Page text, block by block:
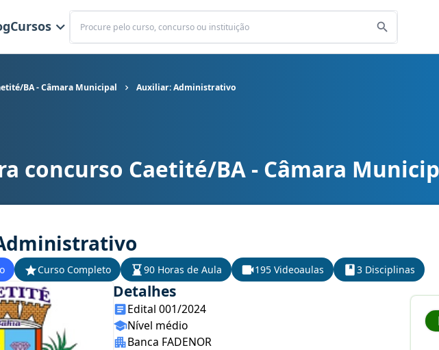
Cursos
Buscar
BA - Câmara Municipal Auxiliar: Administrativo
BA - Câmara Municipal cargo Auxiliar: Administrativo
concurso Caetité/BA - Câmara
Curso Completo 90 Horas de Aula 195 Videoaulas 3 Disciplinas
Detalhes
Edital 001/2024
Nível médio
Banca FADENOR